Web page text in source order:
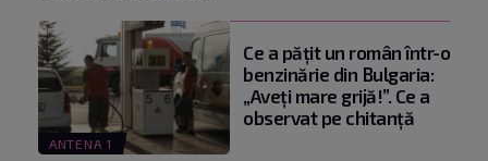
ANTENA 1
Ce a pățit un român într-o
benzinărie din Bulgaria:
„Aveți mare grijă!”. Ce a
observat pe chitanță